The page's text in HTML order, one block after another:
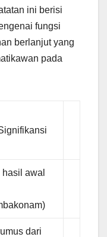
ini berisi
fungsi
berlanjut yang
pada
awal
dari